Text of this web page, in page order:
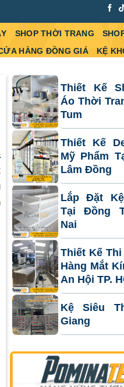
SHOP THỜI TRANG
HÀNG ĐỒNG GIÁ KỆ
Thiết Kế
Áo Thời
Tum
Thiết Kế
Mỹ Phẩm
Lâm Đồng
Lắp Đặt
Tại Đồng
Nai
Thiết Kế
Hàng Mắt
An Hội TP.
Kệ Siêu
Giang